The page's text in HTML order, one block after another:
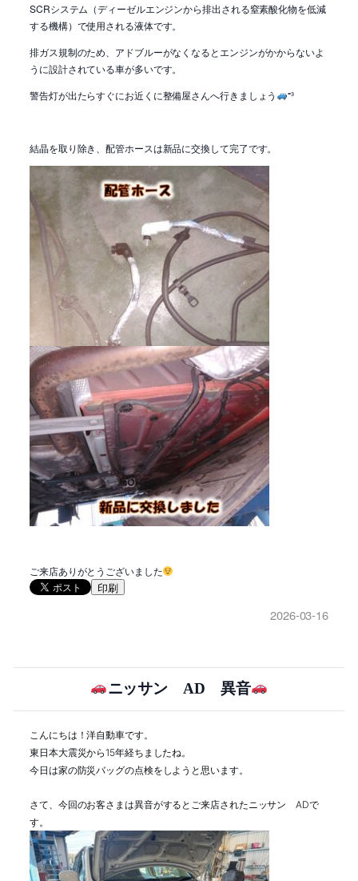
SCRシステム（ディーゼルエンジンから排出される窒素酸化物を低減
する機構）で使用される液体です。
排ガス規制のため、アドブルーがなくなるとエンジンがかからないよ
うに設計されている車が多いです。
警告灯が出たらすぐにお近くに整備屋さんへ行きましょう
⁼³
結晶を取り除き、配管ホースは新品に交換して完了です。
ご来店ありがとうございました
印刷
2026-03-16
ニッサン AD 異音
こんにちは！洋自動車です。
東日本大震災から15年経ちましたね。
今日は家の防災バッグの点検をしようと思います。
さて、今回のお客さまは異音がするとご来店されたニッサン ADで
す。